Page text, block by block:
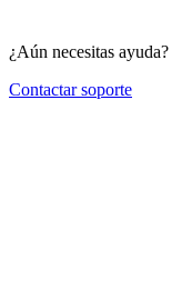
¿Aún necesitas ayuda?
Contactar soporte